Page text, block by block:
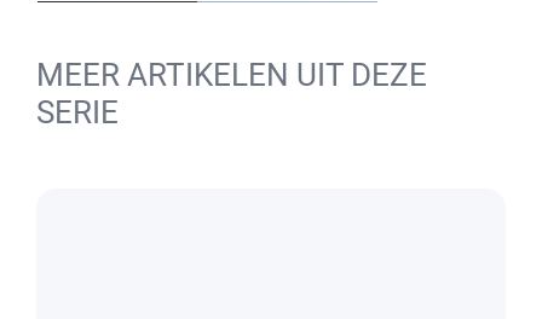
MEER ARTIKELEN UIT DEZE
SERIE